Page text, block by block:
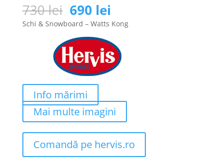
730lei Prețul
inițial
a
fost:
730 lei.
690 lei
curent
este:
690 lei.
Schi & Snowboard – Watts Kong
Info mărimi
Mai multe imagini
Comandă pe hervis.ro